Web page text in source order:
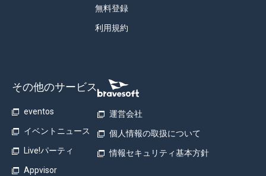
無料登録
利用規約
その他のサービス
eventos
イベントニュース
Live!パーティ
Appvisor
運営会社
個人情報の取扱について
情報セキュリティ基本方針